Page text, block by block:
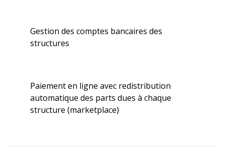
Gestion des comptes bancaires des
structures
Paiement en ligne avec redistribution
automatique des parts dues à chaque
structure (marketplace)